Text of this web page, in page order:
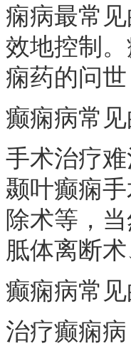
痫病最常
效地控制
痫药的问
癫痫病常
手术治疗
颞叶癫痫
除术等，
胝体离断
癫痫病常
治疗癫痫